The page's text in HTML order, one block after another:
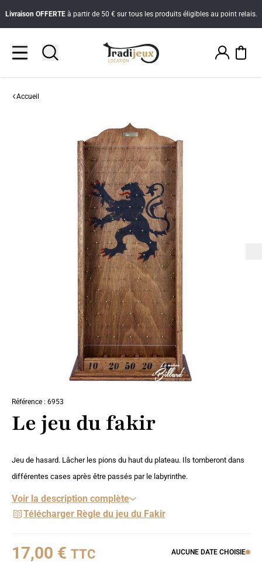
Livraison OFFERTEà partir de 50 € sur tous les produits éligibles au point relais.
Accueil
Référence : 6953
Le jeu du fakir
Jeu de hasard. Lâcher les pions du haut du plateau. Ils tomberont dans
différentes cases après être passés par le labyrinthe.
Voir la description complète
Télécharger Règle du jeu du Fakir
17,00 € TTC AUCUNE DATE CHOISIE